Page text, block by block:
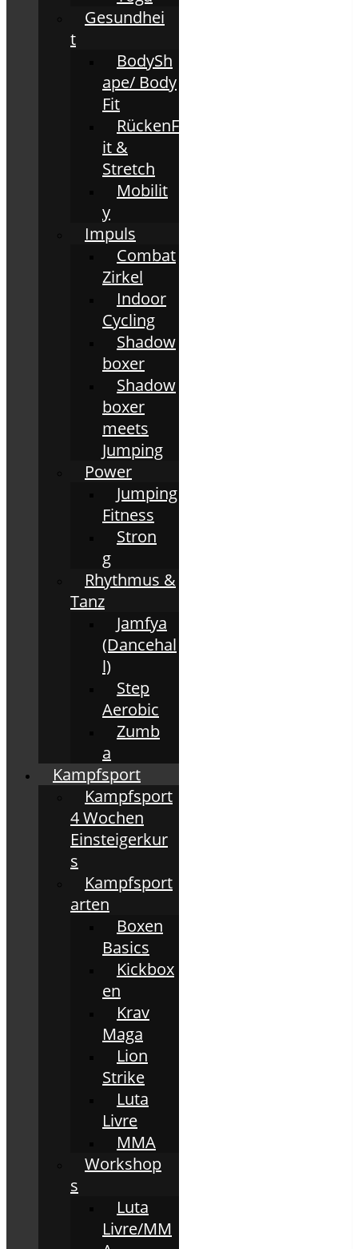
Gesundhei
t
BodySh
ape/ Body
Fit
RückenF
it &
Stretch
Mobilit
y
Impuls
Combat
Zirkel
Indoor
Cycling
Shadow
boxer
Shadow
boxer
meets
Jumping
Power
Jumping
Fitness
Stron
g
Rhythmus &
Tanz
Jamfya
(Dancehal
l)
Step
Aerobic
Zumb
a
Kampfsport
Kampfsport
4 Wochen
Einsteigerkur
s
Kampfsport
arten
Boxen
Basics
Kickbox
en
Krav
Maga
Lion
Strike
Luta
Livre
MMA
Workshop
s
Luta
Livre/MM